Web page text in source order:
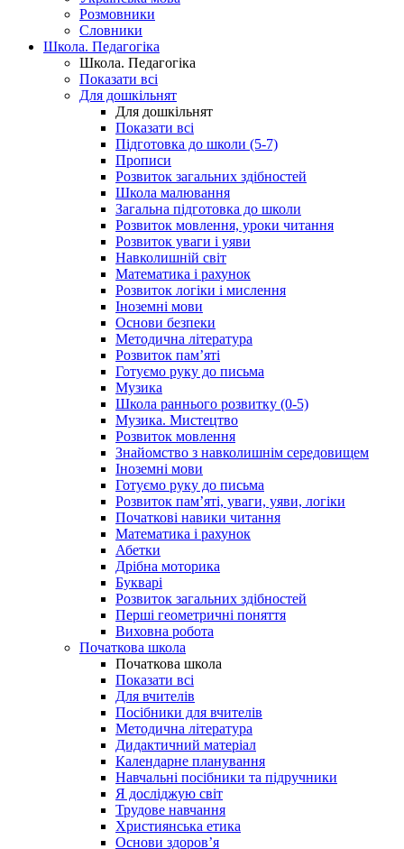
Розмовники
Словники
Школа. Педагогіка
Школа. Педагогіка
Показати всі
Для дошкільнят
Для дошкільнят
Показати всі
Підготовка до школи (5-7)
Прописи
Розвиток загальних здібностей
Школа малювання
Загальна підготовка до школи
Розвиток мовлення, уроки читання
Розвиток уваги і уяви
Навколишній світ
Математика і рахунок
Розвиток логіки і мислення
Іноземні мови
Основи безпеки
Методична література
Розвиток пам’яті
Готуємо руку до письма
Музика
Школа раннього розвитку (0-5)
Музика. Мистецтво
Розвиток мовлення
Знайомство з навколишнім середовищем
Іноземні мови
Готуємо руку до письма
Розвиток пам’яті, уваги, уяви, логіки
Початкові навики читання
Математика і рахунок
Абетки
Дрібна моторика
Букварі
Розвиток загальних здібностей
Перші геометричні поняття
Виховна робота
Початкова школа
Початкова школа
Показати всі
Для вчителів
Посібники для вчителів
Методична література
Дидактичний матеріал
Календарне планування
Навчальні посібники та підручники
Я досліджую світ
Трудове навчання
Християнська етика
Основи здоров’я